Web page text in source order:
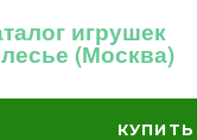
игрушек
(Москва)